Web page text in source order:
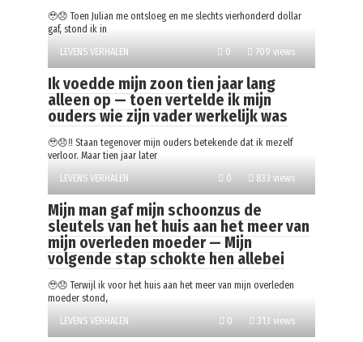
🥹😞 Toen Julian me ontsloeg en me slechts vierhonderd dollar
gaf, stond ik in
LEVENS VERHALEN
0 709 views
Ik voedde mijn zoon tien jaar lang
alleen op — toen vertelde ik mijn
ouders wie zijn vader werkelijk was
🥹😞‼️ Staan tegenover mijn ouders betekende dat ik mezelf
verloor. Maar tien jaar later
LEVENS VERHALEN
0 833 views
Mijn man gaf mijn schoonzus de
sleutels van het huis aan het meer van
mijn overleden moeder — Mijn
volgende stap schokte hen allebei
🥹😞 Terwijl ik voor het huis aan het meer van mijn overleden
moeder stond,
LEVENS VERHALEN
0 313 views